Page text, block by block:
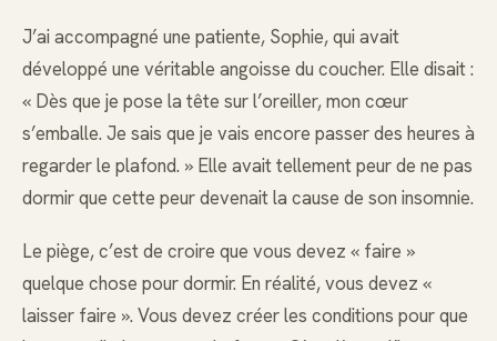
J’ai accompagné une patiente, Sophie, qui avait
développé une véritable angoisse du coucher. Elle disait :
« Dès que je pose la tête sur l’oreiller, mon cœur
s’emballe. Je sais que je vais encore passer des heures à
regarder le plafond. » Elle avait tellement peur de ne pas
dormir que cette peur devenait la cause de son insomnie.
Le piège, c’est de croire que vous devez « faire »
quelque chose pour dormir. En réalité, vous devez «
laisser faire ». Vous devez créer les conditions pour que